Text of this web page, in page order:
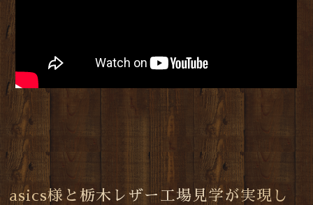
asics様と栃木レザー工場見学が実現し